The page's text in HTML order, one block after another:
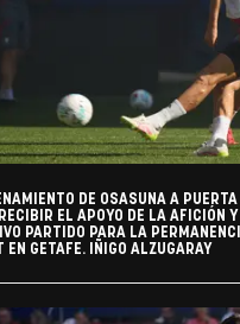
DE OSASUNA A
EL APOYO DE LA AFICIÓN
PARTIDO PARA LA
EN GETAFE. IÑIGO ALZUGARAY